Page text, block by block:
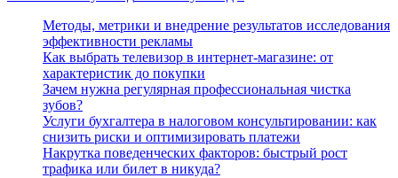
Методы, метрики и внедрение результатов исследования
эффективности рекламы
Как выбрать телевизор в интернет-магазине: от
характеристик до покупки
Зачем нужна регулярная профессиональная чистка
зубов?
Услуги бухгалтера в налоговом консультировании: как
снизить риски и оптимизировать платежи
Накрутка поведенческих факторов: быстрый рост
трафика или билет в никуда?